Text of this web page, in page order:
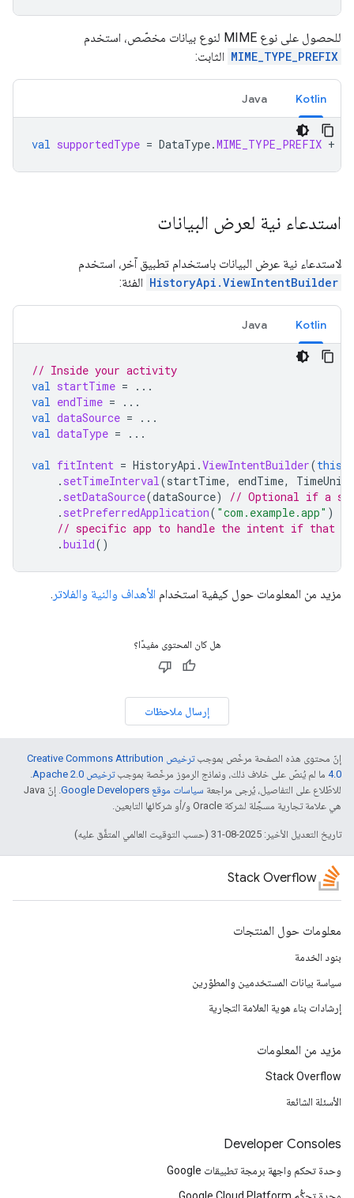
للحصول على نوع MIME لنوع بيانات مخصّص، استخدم
MIME_TYPE_PREFIX الثابت:
Kotlin
Java
val supportedType = DataType.MIME_TYPE_PREFIX +
استدعاء نية لعرض البيانات
لاستدعاء نية عرض البيانات باستخدام تطبيق آخر، استخدم
HistoryApi.ViewIntentBuilder الفئة:
Kotlin
Java
// Inside your activity
val startTime =
...
val endTime =
...
val dataSource =
...
val dataType = ...
val fitIntent = HistoryApi .ViewIntentBuilder(this
. setTimeInterval(startTime, endTime, TimeUnit
. setDataSource(dataSource)
// Optional if a
. setPreferredApplication( "com.example.app" )
// specific app to handle the intent if that
.build()
مزيد من المعلومات حول كيفية استخدام الأهداف والنية والفلاتر .
هل كان المحتوى مفيدًا؟
إرسال ملاحظات
إنّ محتوى هذه الصفحة مرخّص بموجب
ترخيص Creative Commons Attribution
4.0‏ ما لم يُنصّ على خلاف ذلك، ونماذج الرموز مرخّصة بموجبترخيص Apache 2.0‏
.
للاطّلاع على التفاصيل، يُرجى مراجعة سياسات موقع Google Developers‏
. إنّ Java
هي علامة تجارية مسجَّلة لشركة Oracle و/أو شركائها التابعين.
تاريخ التعديل الأخير: 2025-08-31 (حسب التوقيت العالمي المتفَّق عليه)
Stack Overflow
معلومات حول المنتجات
بنود الخدمة
سياسة بيانات المستخدمين والمطوّرين
إرشادات بناء هوية العلامة التجارية
مزيد من المعلومات
Stack Overflow
الأسئلة الشائعة
Developer Consoles
وحدة تحكم واجهة برمجة تطبيقات Google